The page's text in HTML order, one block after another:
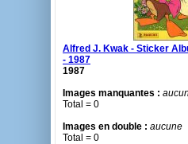
Alfred J. Kwak - Sticker
- 1987
1987
Images manquantes :
Total = 0
Images en double : aucune
Total = 0